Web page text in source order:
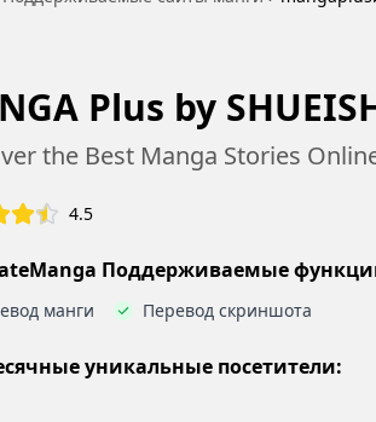
Plus by
the Best Manga Stories
4.5
Поддерживаемые
манги Перевод скриншота
уникальные посетители: